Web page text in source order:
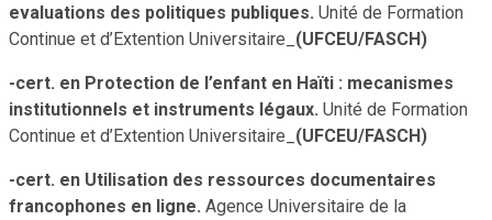
evaluations des politiques publiques. Unité de Formation
Continue et d’Extention Universitaire_ (UFCEU/FASCH)
-cert. en Protection de l’enfant en Haïti : mecanismes
institutionnels et instruments légaux. Unité de Formation
Continue et d’Extention Universitaire_ (UFCEU/FASCH)
-cert. en Utilisation des ressources documentaires
francophones en ligne. Agence Universitaire de la